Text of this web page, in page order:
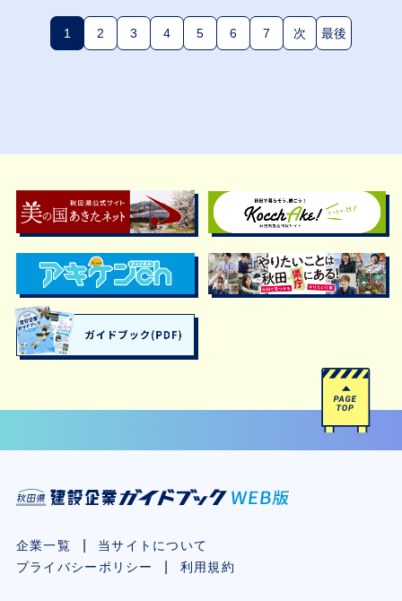
1(現在のページ)
2 3 4 5 6 7 次 最後
企業一覧
当サイトについて
プライバシーポリシー
利用規約